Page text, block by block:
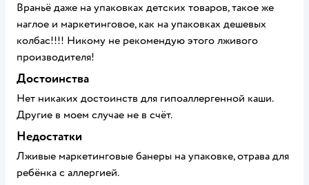
Враньё даже на упаковках детских товаров, такое же
наглое и маркетинговое, как на упаковках дешевых
колбас!!!! Никому не рекомендую этого лживого
производителя!
Достоинства
Нет никаких достоинств для гипоаллергенной каши.
Другие в моем случае не в счёт.
Недостатки
Лживые маркетинговые банеры на упаковке, отрава для
ребёнка с аллергией.